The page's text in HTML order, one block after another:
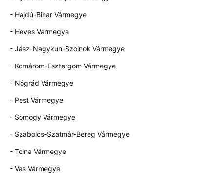
- Hajdú-Bihar Vármegye
- Heves Vármegye
- Jász-Nagykun-Szolnok Vármegye
- Komárom-Esztergom Vármegye
- Nógrád Vármegye
- Pest Vármegye
- Somogy Vármegye
- Szabolcs-Szatmár-Bereg Vármegye
- Tolna Vármegye
- Vas Vármegye